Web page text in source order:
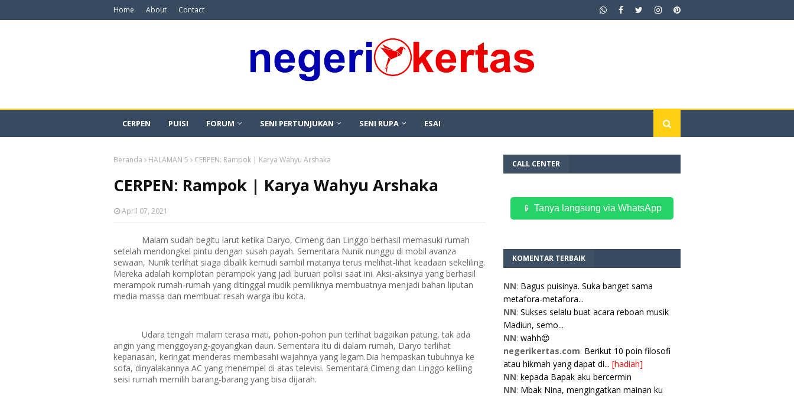
Home About Contact
CERPEN PUISI FORUM SENI PERTUNJUKAN SENI RUPA ESAI
Beranda HALAMAN 5 CERPEN: Rampok | Karya Wahyu Arshaka
CERPEN: Rampok | Karya Wahyu Arshaka
April 07, 2021
Malam sudah begitu larut ketika Daryo, Cimeng dan Linggo berhasil memasuki rumah
setelah mendongkel pintu dengan susah payah. Sementara Nunik nunggu di mobil avanza
sewaan, Nunik terlihat siaga dibalik kemudi sambil matanya terus melihat-lihat keadaan sekeliling.
Mereka adalah komplotan perampok yang jadi buruan polisi saat ini. Aksi-aksinya yang berhasil
merampok rumah-rumah yang ditinggal mudik pemiliknya membuatnya menjadi bahan liputan
media massa dan membuat resah warga ibu kota.
Udara tengah malam terasa mati, pohon-pohon pun terlihat bagaikan patung, tak ada
angin yang menggoyang-goyangkan daun. Sementara itu di dalam rumah, Daryo terlihat
kepanasan, keringat menderas membasahi wajahnya yang legam.Dia hempaskan tubuhnya ke
sofa, dinyalakannya AC yang menempel di atas televisi. Sementara Cimeng dan Linggo keliling
seisi rumah memilih barang-barang yang bisa dijarah.
CALL CENTER
📱 Tanya langsung via WhatsApp
KOMENTAR TERBAIK
NN: Bagus puisinya. Suka banget sama
metafora-metafora...
NN: Sukses selalu buat acara reboan musik
Madiun, semo...
NN: wahh😍
negerikertas.com: Berikut 10 poin filosofi
atau hikmah yang dapat di... [hadiah]
NN: kepada Bapak aku bercermin
NN: Mbak Nina, mengingatkan mainan ku